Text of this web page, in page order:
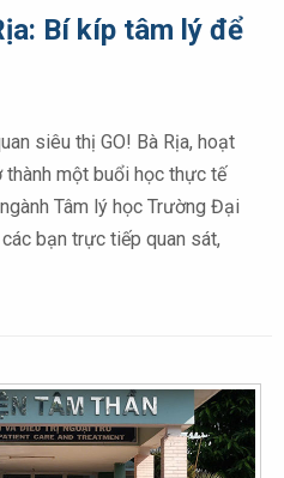
Bí kíp tâm lý để
siêu thị GO! Bà Rịa, hoạt
một buổi học thực tế
Tâm lý học Trường Đại
bạn trực tiếp quan sát,